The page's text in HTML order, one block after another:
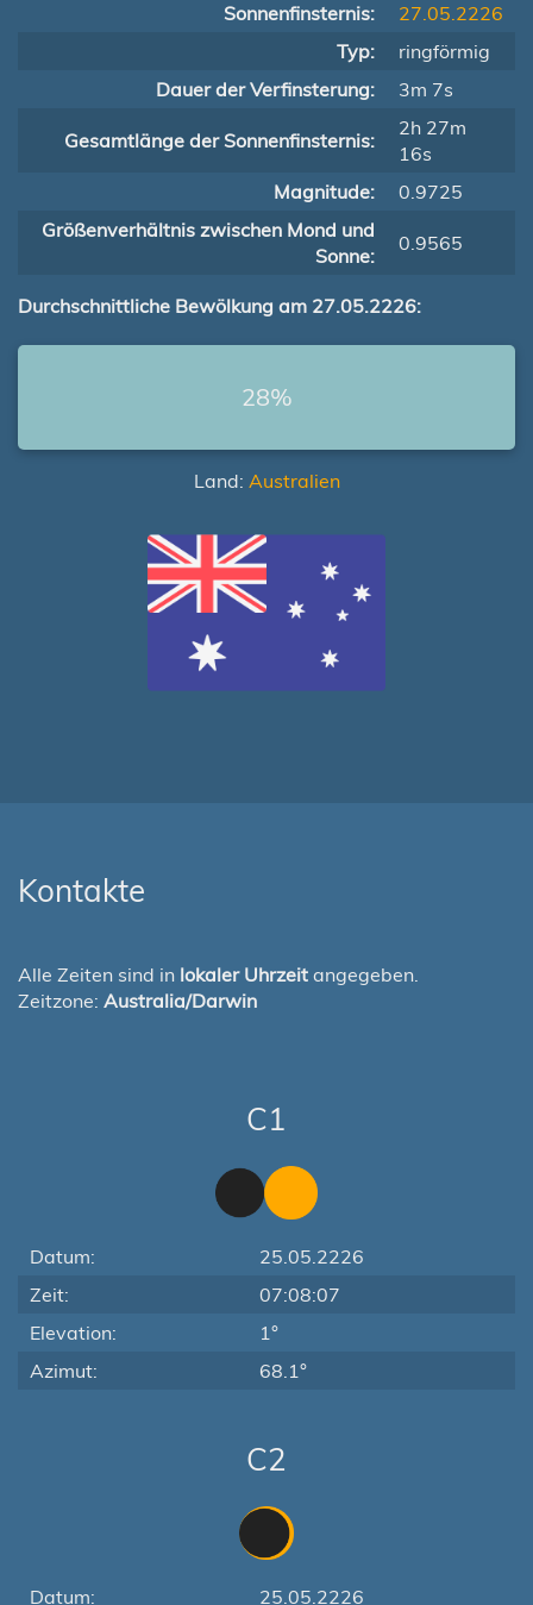
Sonnenfinsternis:
27.05.2226
Typ:
ringförmig
Dauer der Verfinsterung:
3m 7s
Gesamtlänge der Sonnenfinsternis:
2h 27m
16s
Magnitude:
0.9725
Größenverhältnis zwischen Mond und
Sonne:
0.9565
Durchschnittliche Bewölkung am 27.05.2226:
28%
Land: Australien
Kontakte
Alle Zeiten sind in lokaler Uhrzeit angegeben.
Zeitzone: Australia/Darwin
C1
Datum:
25.05.2226
Zeit:
07:08:07
Elevation:
1°
Azimut:
68.1°
C2
Datum: 25.05.2226